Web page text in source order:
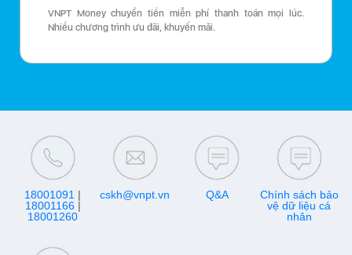
VNPT Money chuyển tiền miễn phí thanh toán mọi lúc.
Nhiều chương trình ưu đãi, khuyến mãi.
18001091 |
18001166|
18001260
cskh@vnpt.vn Q&A
Chính sách bảo
vệ dữ liệu cá
nhân